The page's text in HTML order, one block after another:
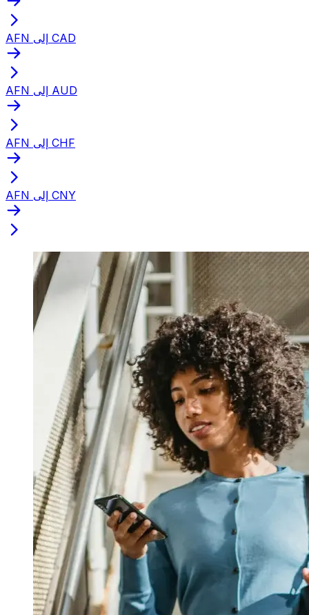
AFN إلى CAD
AFN إلى AUD
AFN إلى CHF
AFN إلى CNY